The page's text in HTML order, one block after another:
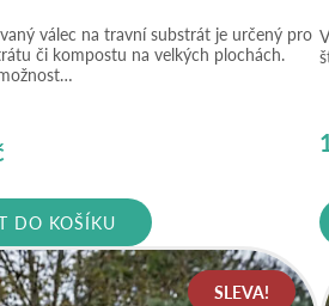
válec na travní substrát je určený pro
či kompostu na velkých plochách.
Aktuální
je:
3
990 Kč.
DO KOŠÍKU
SLEVA!